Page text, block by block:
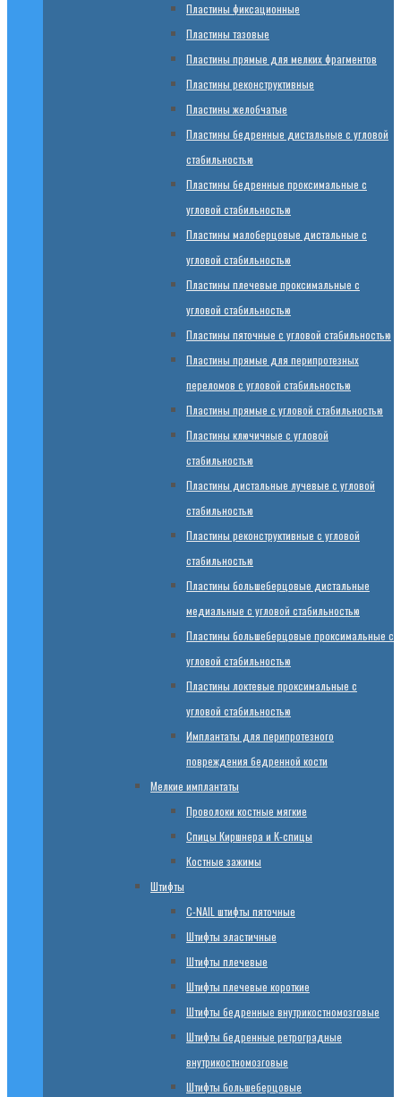
Пластины фиксационные
Пластины тазовые
Пластины прямые для мелких фрагментов
Пластины реконструктивные
Пластины желобчатые
Пластины бедренные дистальные с угловой
стабильностью
Пластины бедренные проксимальные с
угловой стабильностью
Пластины малоберцовые дистальные с
угловой стабильностью
Пластины плечевые проксимальные с
угловой стабильностью
Пластины пяточные с угловой стабильностью
Пластины прямые для перипротезных
переломов с угловой стабильностью
Пластины прямые с угловой стабильностью
Пластины ключичные с угловой
стабильностью
Пластины дистальные лучевые с угловой
стабильностью
Пластины реконструктивные с угловой
стабильностью
Пластины большеберцовые дистальные
медиальные с угловой стабильностью
Пластины большеберцовые проксимальные с
угловой стабильностью
Пластины локтевые проксимальные с
угловой стабильностью
Имплантаты для перипротезного
повреждения бедренной кости
Мелкие имплантаты
Проволоки костные мягкие
Спицы Киршнера и К-спицы
Костные зажимы
Штифты
C-NAIL штифты пяточные
Штифты эластичные
Штифты плечевые
Штифты плечевые короткие
Штифты бедренные внутрикостномозговые
Штифты бедренные ретроградные
внутрикостномозговые
Штифты большеберцовые